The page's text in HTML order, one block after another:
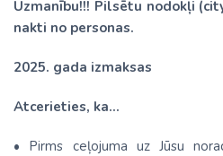
Uzmanību!!! Pilsētu nodokļi
nakti no personas.
2025. gada izmaksas
Atcerieties, ka...
• Pirms ceļojuma uz Jūsu